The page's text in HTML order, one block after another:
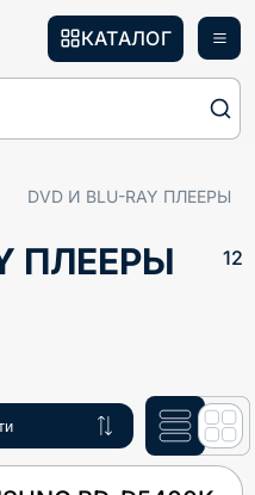
КАТАЛОГ
DVD И BLU-RAY ПЛЕЕРЫ
ПЛЕЕРЫ
12